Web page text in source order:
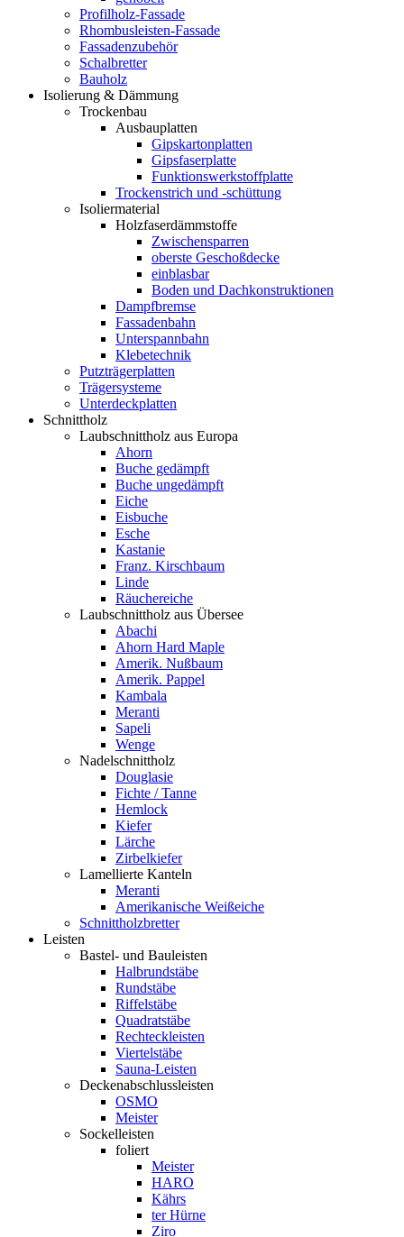
Profilholz-Fassade
Rhombusleisten-Fassade
Fassadenzubehör
Schalbretter
Bauholz
Isolierung & Dämmung
Trockenbau
Ausbauplatten
Gipskartonplatten
Gipsfaserplatte
Funktionswerkstoffplatte
Trockenstrich und -schüttung
Isoliermaterial
Holzfaserdämmstoffe
Zwischensparren
oberste Geschoßdecke
einblasbar
Boden und Dachkonstruktionen
Dampfbremse
Fassadenbahn
Unterspannbahn
Klebetechnik
Putzträgerplatten
Trägersysteme
Unterdeckplatten
Schnittholz
Laubschnittholz aus Europa
Ahorn
Buche gedämpft
Buche ungedämpft
Eiche
Eisbuche
Esche
Kastanie
Franz. Kirschbaum
Linde
Räuchereiche
Laubschnittholz aus Übersee
Abachi
Ahorn Hard Maple
Amerik. Nußbaum
Amerik. Pappel
Kambala
Meranti
Sapeli
Wenge
Nadelschnittholz
Douglasie
Fichte / Tanne
Hemlock
Kiefer
Lärche
Zirbelkiefer
Lamellierte Kanteln
Meranti
Amerikanische Weißeiche
Schnittholzbretter
Leisten
Bastel- und Bauleisten
Halbrundstäbe
Rundstäbe
Riffelstäbe
Quadratstäbe
Rechteckleisten
Viertelstäbe
Sauna-Leisten
Deckenabschlussleisten
OSMO
Meister
Sockelleisten
foliert
Meister
HARO
Kährs
ter Hürne
Ziro